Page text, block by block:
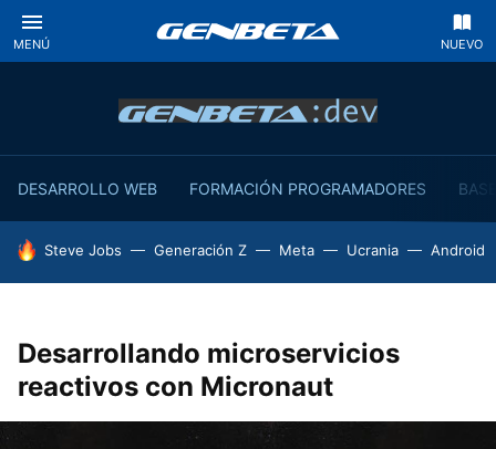
MENÚ NUEVO
DESARROLLO WEB FORMACIÓN PROGRAMADORES
HOY SE HABLA DE
Steve Jobs Generación Z Meta Ucrania Android
Desarrollando microservicios
reactivos con Micronaut